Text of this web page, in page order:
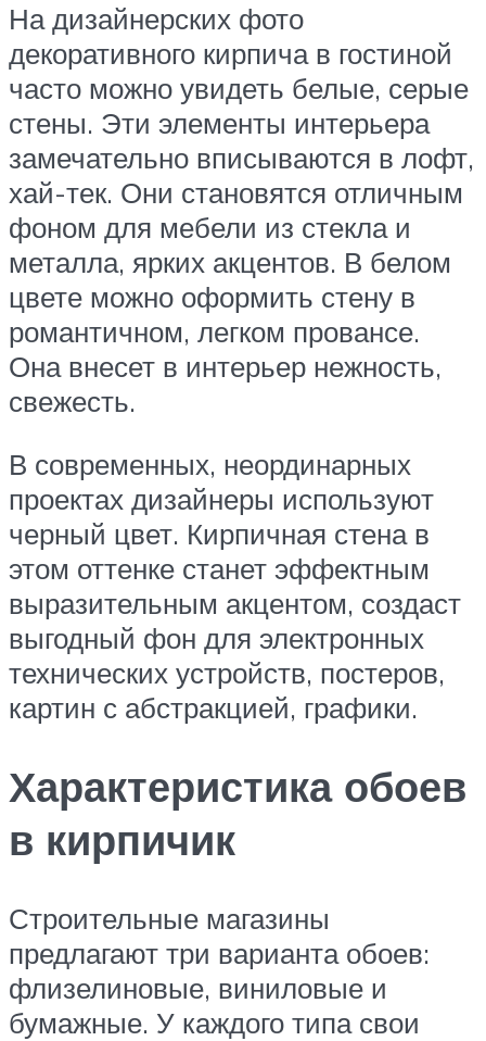
На дизайнерских фото
декоративного кирпича в гостиной
часто можно увидеть белые, серые
стены. Эти элементы интерьера
замечательно вписываются в лофт,
хай-тек. Они становятся отличным
фоном для мебели из стекла и
металла, ярких акцентов. В белом
цвете можно оформить стену в
романтичном, легком провансе.
Она внесет в интерьер нежность,
свежесть.
В современных, неординарных
проектах дизайнеры используют
черный цвет. Кирпичная стена в
этом оттенке станет эффектным
выразительным акцентом, создаст
выгодный фон для электронных
технических устройств, постеров,
картин с абстракцией, графики.
Характеристика обоев
в кирпичик
Строительные магазины
предлагают три варианта обоев:
флизелиновые, виниловые и
бумажные. У каждого типа свои